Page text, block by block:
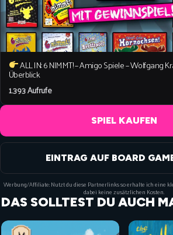
ALL IN: 6 NIMMT! – Amigo Spiele – Wolfgang
Überblick
1.393 Aufrufe
SPIEL KAUFEN
EINTRAG AUF BOARD
Werbung/Affiliate: Nutzt du diese Partnerlinks so erhalte ich eine
dabei keine zusätzlichen Kosten.
DAS SOLLTEST DU AUCH